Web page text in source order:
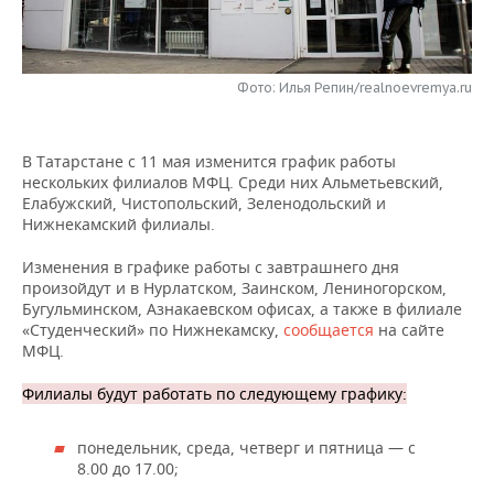
НЕФТЕХИМИЯ
НЕФТЬ
ЭНЕРГЕТИКА
РОЗНИЧНАЯ ТОРГОВЛЯ
НОВОСТИ ТЕХНОЛОГИЙ
ТЕЛЕКОММУНИКАЦИИ
МЕРОПРИЯТИЯ
НОВОСТИ МЕРОПРИЯТИЙ
БИЗНЕС-БРАНЧИ
ОТКРЫТАЯ ЛЕКЦИЯ
ФУТБОЛ
БАСКЕТБОЛ
ВОЛЕЙБОЛ
КИБЕРСПОРТ
ФИГУРНОЕ КАТАНИЕ
НОВОСТИ ОБЩЕСТВА
ИНФРАСТРУКТУРА
ИСТОРИЯ
КУЛЬТУРА
МЕДИЦИНА
ФОТОГАЛЕРЕЯ
СПРАВОЧНИК
СПИСОК ПЕРСОН
СПИСОК КОМПАНИЙ
ПОЛНАЯ ВЕРСИЯ
Фото: Илья Репин/realnoevremya.ru
В Татарстане с 11 мая изменится график работы
нескольких филиалов МФЦ. Среди них Альметьевский,
Елабужский, Чистопольский, Зеленодольский и
Нижнекамский филиалы.
Изменения в графике работы с завтрашнего дня
произойдут и в Нурлатском, Заинском, Лениногорском,
Бугульминском, Азнакаевском офисах, а также в филиале
«Студенческий» по Нижнекамску, сообщается на сайте
МФЦ.
Филиалы будут работать по следующему графику:
понедельник, среда, четверг и пятница — с
8.00 до 17.00;